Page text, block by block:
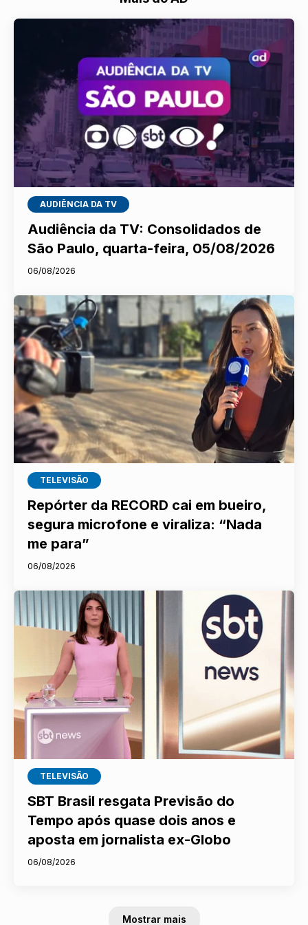
AUDIÊNCIA DA TV
Audiência da TV: Consolidados de
São Paulo, quarta-feira, 05/08/2026
06/08/2026
TELEVISÃO
Repórter da RECORD cai em bueiro,
segura microfone e viraliza: “Nada
me para”
06/08/2026
TELEVISÃO
SBT Brasil resgata Previsão do
Tempo após quase dois anos e
aposta em jornalista ex-Globo
06/08/2026
Mostrar mais